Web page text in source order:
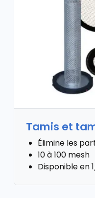
Tamis et
Élimine les
10 à 100 mesh
Disponible en